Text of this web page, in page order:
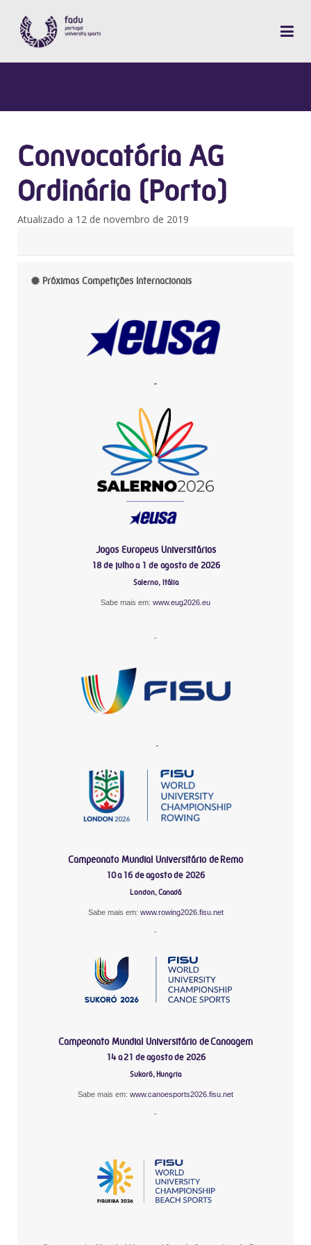
Convocatória AG
Ordinária (Porto)
Atualizado a 12 de novembro de 2019
Próximas Competições Internacionais
-
Jogos Europeus Universitários
18 de julho a 1 de agosto de 2026
Salerno, Itália
Sabe mais em: www.eug2026.eu
-
-
Campeonato Mundial Universitário de Remo
10 a 16 de agosto de 2026
London, Canadá
Sabe mais em: www.rowing2026.fisu.net
-
Campeonato Mundial Universitário de Canoagem
14 a 21 de agosto de 2026
Sukoró, Hungria
Sabe mais em: www.canoesports2026.fisu.net
-